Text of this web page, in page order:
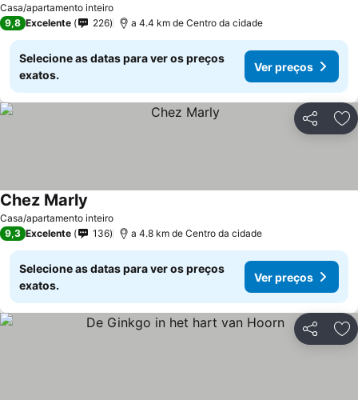
Casa/apartamento inteiro
9,8 Excelente 226 a 4.4 km de Centro da cidade
Selecione as datas para ver os preços
exatos.
Ver preços
Partilhar
Casa/apartamento inteiro
Chez Marly
9,3 Excelente 136 a 4.8 km de Centro da cidade
Selecione as datas para ver os preços
exatos.
Ver preços
Partilhar